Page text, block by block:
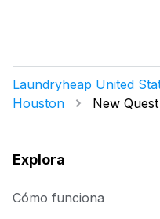
Laundryheap United
Houston
New
Explora
Cómo funciona